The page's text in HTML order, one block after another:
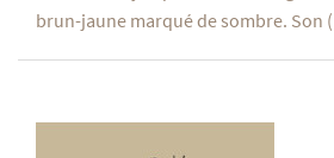
brun-jaune marqué de sombre. Son